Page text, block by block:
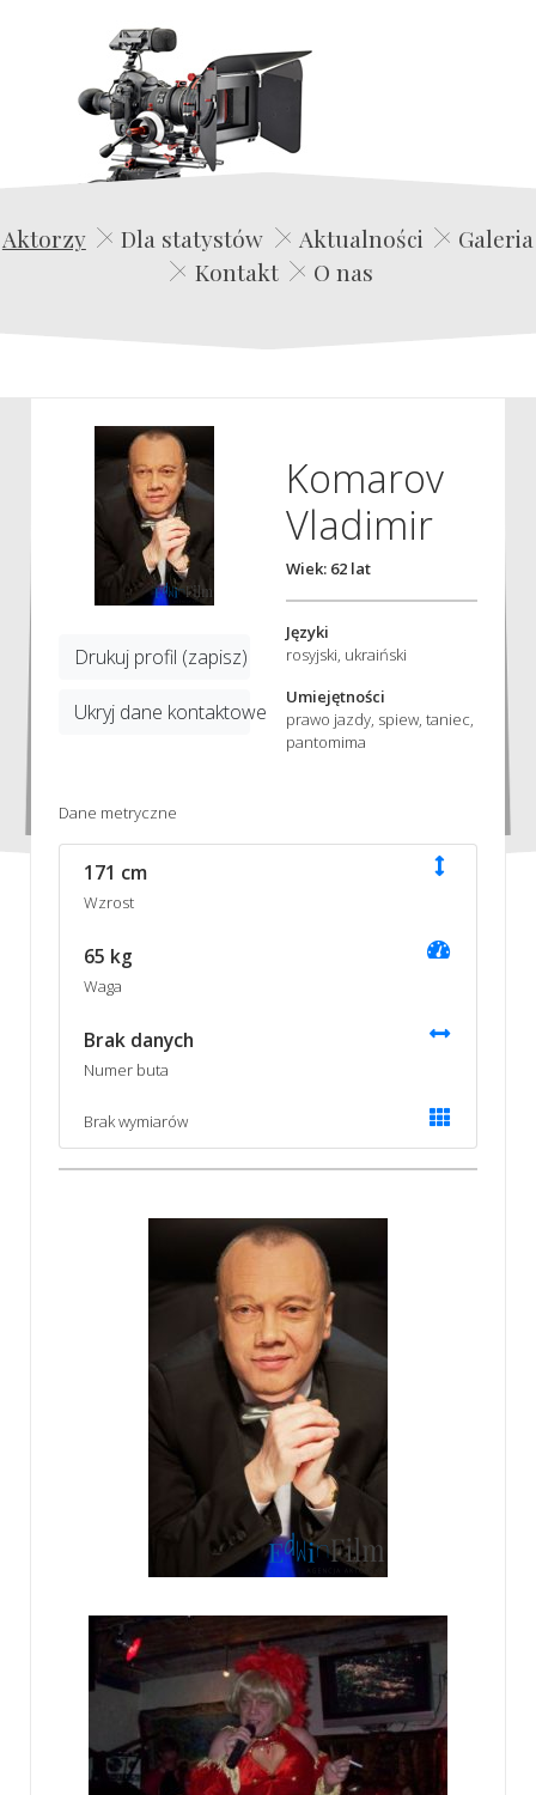
Edwin Film Agencja Aktorska
Aktorzy Dla statystów Aktualności
Galeria
Kontakt
O nas
Drukuj profil (zapisz)
Ukryj dane kontaktowe
Komarov
Vladimir
Wiek: 62 lat
Języki
rosyjski, ukraiński
Umiejętności
prawo jazdy, spiew, taniec,
pantomima
Dane metryczne
171 cm
Wzrost
65 kg
Waga
Brak danych
Numer buta
Brak wymiarów